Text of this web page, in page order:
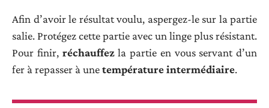
Afin d’avoir le résultat voulu, aspergez-le sur la partie
salie. Protégez cette partie avec un linge plus résistant.
Pour finir, réchauffezla partie en vous servant d’un
fer à repasser à unetempérature intermédiaire.